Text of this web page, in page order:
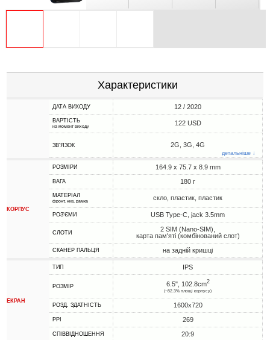
Характеристики
ДАТА ВИХОДУ 12 / 2020
ВАРТІСТЬ
на момент виходу 122 USD
ЗВ'ЯЗОК 2G, 3G, 4G
детальніше ↓
КОРПУС
РОЗМІРИ 164.9 x 75.7 x 8.9 mm
ВАГА 180 г
МАТЕРІАЛ
фронт, низ, рамка скло, пластик, пластик
РОЗ'ЄМИ USB Type-C, jack 3.5mm
СЛОТИ
2 SIM (Nano-SIM),
карта пам'яті (комбінований слот)
СКАНЕР ПАЛЬЦЯ на задній кришці
ЕКРАН
ТИП IPS
РОЗМІР 6.5", 102.8cm2
(~82.3% площі корпусу)
РОЗД. ЗДАТНІСТЬ 1600x720
PPI 269
СПІВВІДНОШЕННЯ 20:9